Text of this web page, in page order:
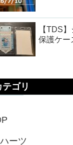
【TDS
保護ケー
ゴリ
ーツ